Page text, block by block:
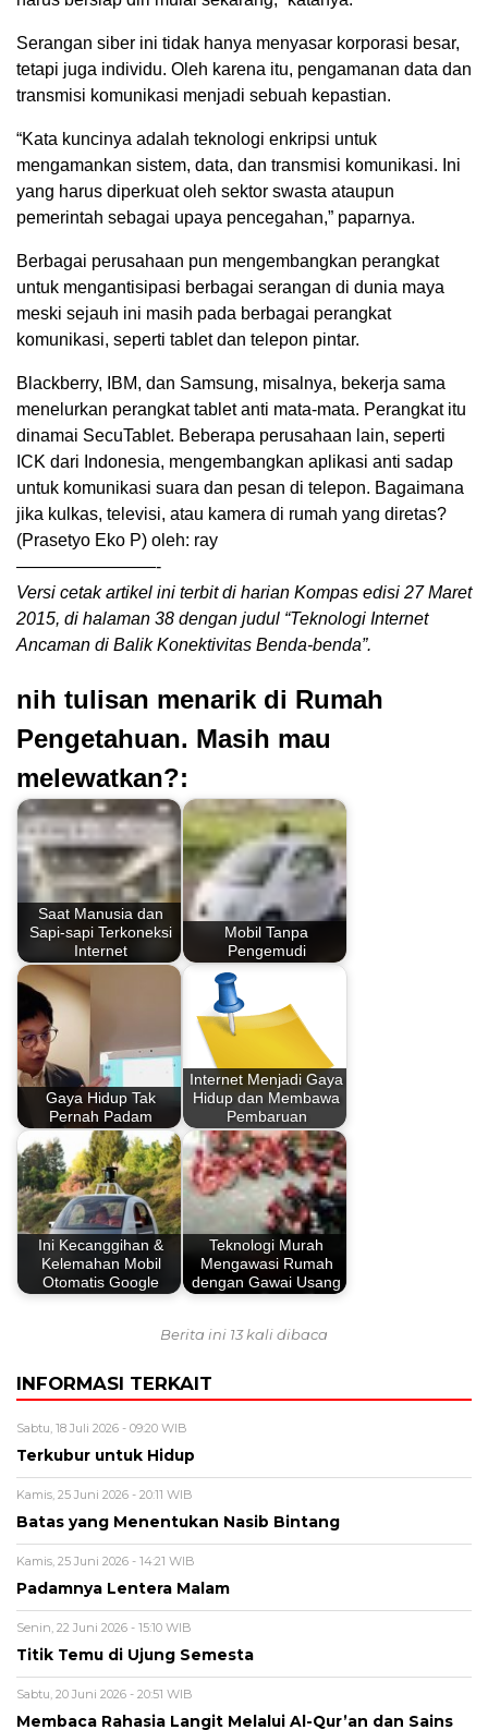
Serangan siber ini tidak hanya menyasar korporasi besar,
tetapi juga individu. Oleh karena itu, pengamanan data dan
transmisi komunikasi menjadi sebuah kepastian.
“Kata kuncinya adalah teknologi enkripsi untuk
mengamankan sistem, data, dan transmisi komunikasi. Ini
yang harus diperkuat oleh sektor swasta ataupun
pemerintah sebagai upaya pencegahan,” paparnya.
Berbagai perusahaan pun mengembangkan perangkat
untuk mengantisipasi berbagai serangan di dunia maya
meski sejauh ini masih pada berbagai perangkat
komunikasi, seperti tablet dan telepon pintar.
Blackberry, IBM, dan Samsung, misalnya, bekerja sama
menelurkan perangkat tablet anti mata-mata. Perangkat itu
dinamai SecuTablet. Beberapa perusahaan lain, seperti
ICK dari Indonesia, mengembangkan aplikasi anti sadap
untuk komunikasi suara dan pesan di telepon. Bagaimana
jika kulkas, televisi, atau kamera di rumah yang diretas?
(Prasetyo Eko P) oleh: ray
————————-
Versi cetak artikel ini terbit di harian Kompas edisi 27 Maret
2015, di halaman 38 dengan judul “Teknologi Internet
Ancaman di Balik Konektivitas Benda-benda”.
nih tulisan menarik di Rumah
Pengetahuan. Masih mau
melewatkan?:
Saat Manusia dan
Sapi-sapi Terkoneksi
Internet
Mobil Tanpa
Pengemudi
Gaya Hidup Tak
Pernah Padam
Internet Menjadi Gaya
Hidup dan Membawa
Pembaruan
Ini Kecanggihan &
Kelemahan Mobil
Otomatis Google
Teknologi Murah
Mengawasi Rumah
dengan Gawai Usang
Berita ini 13 kali dibaca
INFORMASI TERKAIT
Sabtu, 18 Juli 2026 - 09:20 WIB
Terkubur untuk Hidup
Kamis, 25 Juni 2026 - 20:11 WIB
Batas yang Menentukan Nasib Bintang
Kamis, 25 Juni 2026 - 14:21 WIB
Padamnya Lentera Malam
Senin, 22 Juni 2026 - 15:10 WIB
Titik Temu di Ujung Semesta
Sabtu, 20 Juni 2026 - 20:51 WIB
Membaca Rahasia Langit Melalui Al-Qur’an dan Sains